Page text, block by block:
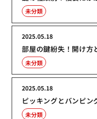
未分類
部屋の鍵紛失！開け方
2025.05.18
未分類
ピッキングとバンピン
2025.05.18
未分類